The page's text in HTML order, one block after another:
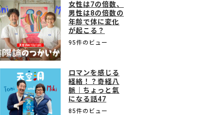
女性は7の倍数、
男性は8の倍数の
年齢で体に変化
が起こる？
95件のビュー
ロマンを感じる
経絡！？奇経八
脈｜ちょっと氣
になる話47
85件のビュー